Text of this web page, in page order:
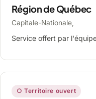
Région de Québec
Capitale-Nationale,
Service offert par
○ Territoire ouvert